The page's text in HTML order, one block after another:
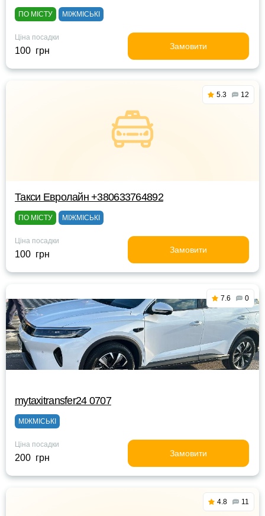
ПО МІСТУ МІЖМІСЬКІ
Ціна посадки
100 грн Замовити
5.3 12
Такси Евролайн +380633764892
ПО МІСТУ МІЖМІСЬКІ
Ціна посадки
100 грн Замовити
7.6 0
mytaxitransfer24 0707
МІЖМІСЬКІ
Ціна посадки
200 грн Замовити
4.8 11